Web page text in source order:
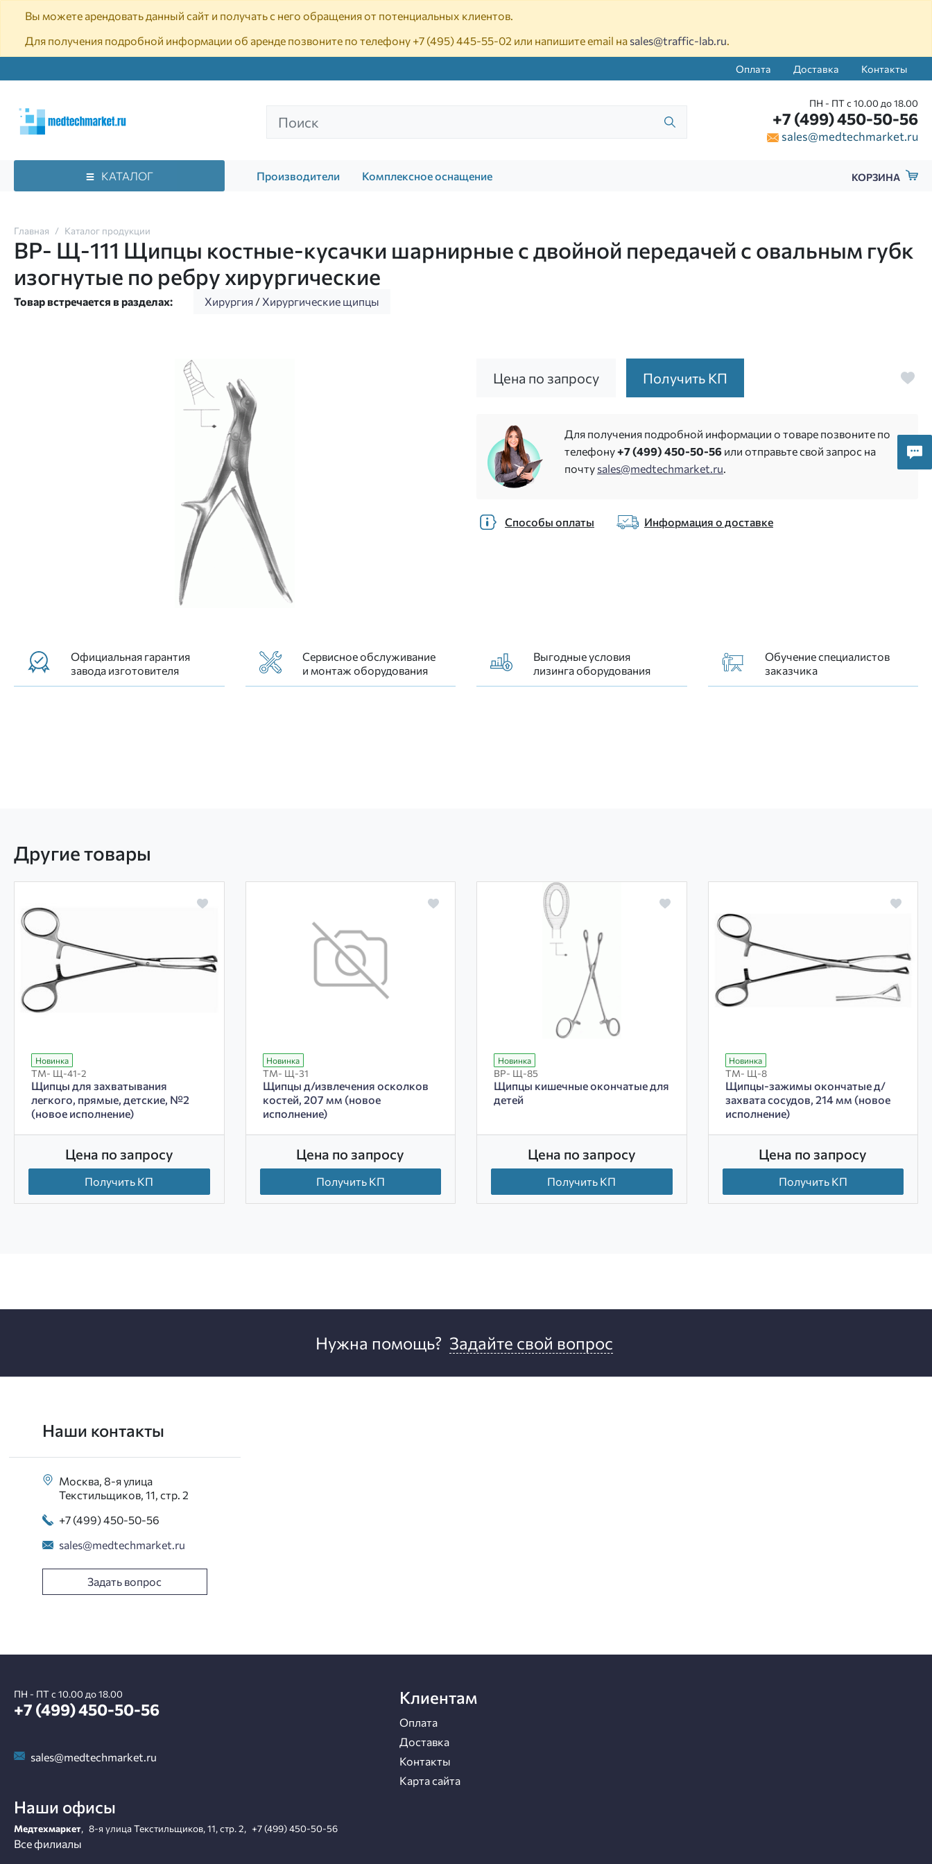
Вы можете арендовать данный сайт и получать с него обращения от потенциальных клиентов.
Для получения подробной информации об аренде позвоните по телефону +7 (495) 445-55-02 или напишите email на sales@traffic-lab.ru.
Оплата Доставка Контакты
ПН - ПТ с 10.00 до 18.00
+7 (499) 450-50-56
sales@medtechmarket.ru
КАТАЛОГ Производители Комплексное оснащение КОРЗИНА
Главная Каталог продукции
ВР- Щ-111 Щипцы костные-кусачки шарнирные с двойной передачей с овальным губк
изогнутые по ребру хирургические
Товар встречается в разделах: Хирургия /Хирургические щипцы
Цена по запросу Получить КП
Для получения подробной информации о товаре позвоните по
телефону+7 (499) 450-50-56 или отправьте свой запрос на
почту sales@medtechmarket.ru.
Способы оплаты Информация о доставке
Официальная гарантия
завода изготовителя
Сервисное обслуживание
и монтаж оборудования
Выгодные условия
лизинга оборудования
Обучение специалистов
заказчика
Другие товары
Новинка
ТМ- Щ-41-2
Щипцы для захватывания
легкого, прямые, детские, №2
(новое исполнение)
Цена по запросу
Получить КП
Новинка
ТМ- Щ-31
Щипцы д/извлечения осколков
костей, 207 мм (новое
исполнение)
Цена по запросу
Получить КП
Новинка
ВР- Щ-85
Щипцы кишечные окончатые для
детей
Цена по запросу
Получить КП
Новинка
ТМ- Щ-8
Щипцы-зажимы окончатые д/
захвата сосудов, 214 мм (новое
исполнение)
Цена по запросу
Получить КП
Нужна помощь? Задайте свой вопрос
Наши контакты
Москва, 8-я улица
Текстильщиков, 11, стр. 2
+7 (499) 450-50-56
sales@medtechmarket.ru
Задать вопрос
ПН - ПТ с 10.00 до 18.00
+7 (499) 450-50-56
sales@medtechmarket.ru
Наши офисы
Медтехмаркет, 8-я улица Текстильщиков, 11, стр. 2, +7 (499) 450-50-56
Все филиалы
Клиентам
Оплата
Доставка
Контакты
Карта сайта